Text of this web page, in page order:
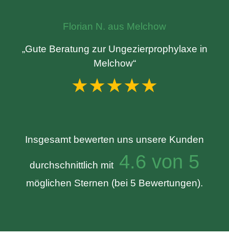
Florian N. aus Melchow
„Gute Beratung zur Ungezierprophylaxe in
Melchow“
★★★★★
Insgesamt bewerten uns unsere Kunden
durchschnittlich mit 4.6 von 5
möglichen Sternen (bei 5 Bewertungen).